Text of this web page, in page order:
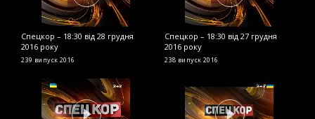
Спецкор – 18:30 від 28 грудня
2016 року
239 випуск 2016
Спецкор – 18:30 від 27 грудня
2016 року
238 випуск 2016